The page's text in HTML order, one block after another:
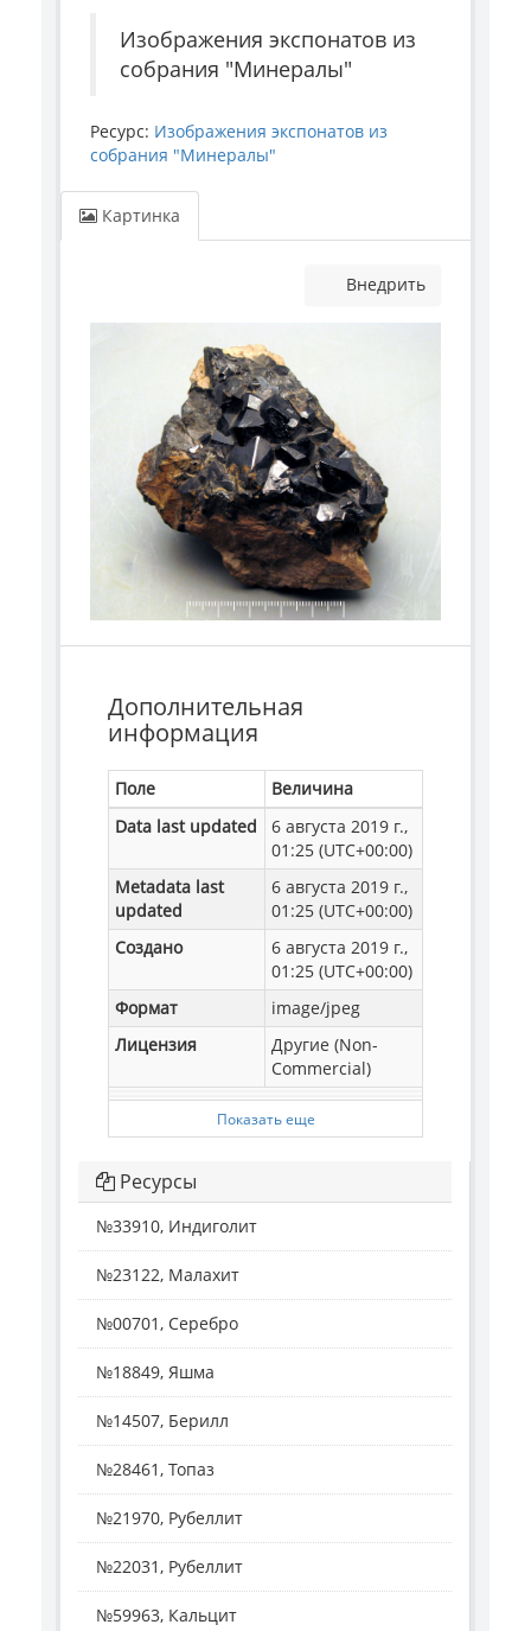
Изображения экспонатов из
собрания "Минералы"
Ресурс: Изображения экспонатов из
собрания "Минералы"
Картинка
Внедрить
Дополнительная
информация
Поле
Величина
Data last updated
6 августа 2019 г.,
01:25 (UTC+00:00)
Metadata last
updated
6 августа 2019 г.,
01:25 (UTC+00:00)
Создано
6 августа 2019 г.,
01:25 (UTC+00:00)
Формат
image/jpeg
Лицензия
Другие (Non-
Commercial)
Показать еще
Ресурсы
№33910, Индиголит
№23122, Малахит
№00701, Серебро
№18849, Яшма
№14507, Берилл
№28461, Топаз
№21970, Рубеллит
№22031, Рубеллит
№59963, Кальцит